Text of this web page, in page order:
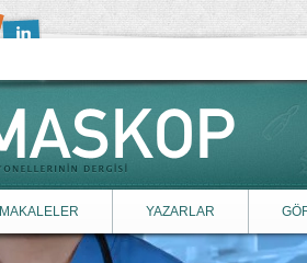
MAKALELER YAZARLAR